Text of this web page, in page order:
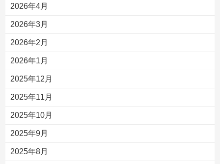
2026年4月
2026年3月
2026年2月
2026年1月
2025年12月
2025年11月
2025年10月
2025年9月
2025年8月